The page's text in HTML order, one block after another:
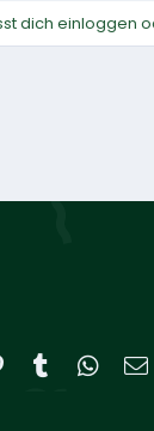
dich einloggen
Pinterest
Tumblr